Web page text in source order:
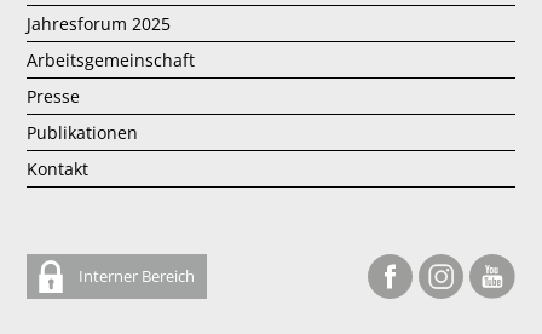
Jahresforum 2025
Arbeitsgemeinschaft
Presse
Publikationen
Kontakt
Interner Bereich